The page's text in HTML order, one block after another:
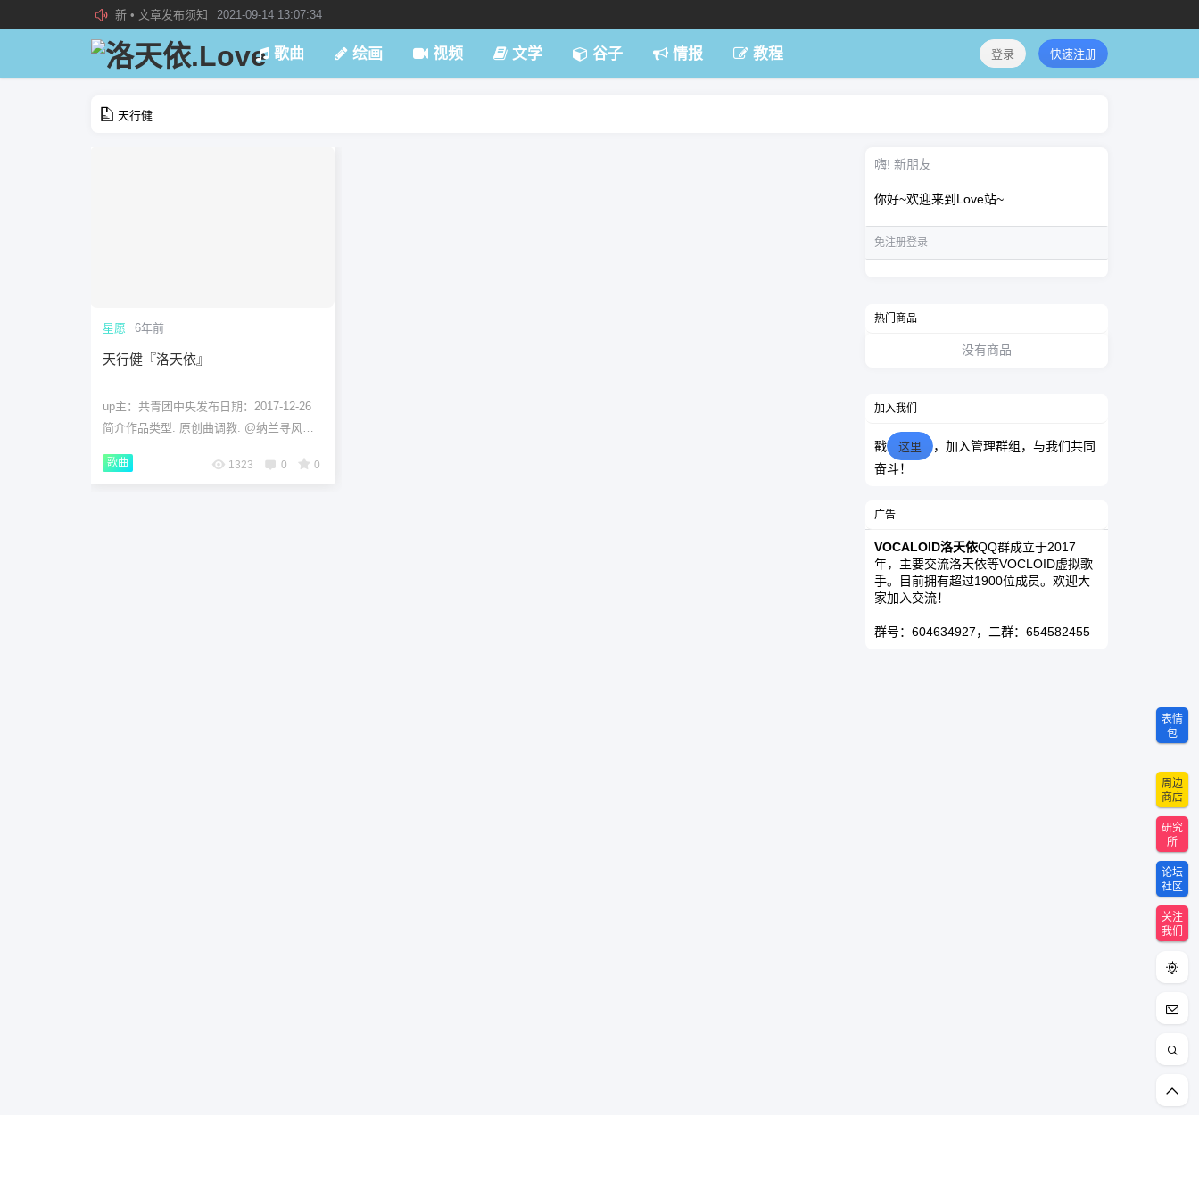
新 • 文章发布须知
2021-09-14 13:07:34
欢迎加入“VOCALOID洛天依“QQ群！
2019-08-27 23:47:59
加入本站管理团队
2019-08-21 02:23:34
歌曲 绘画 视频 文学 谷子 情报 教程 登录 快速注册
天行健
星愿 6年前
天行健『洛天依』
up主：共青团中央发布日期：2017-12-26
简介作品类型: 原创曲调教: @纳兰寻风在
乌龟Sui找到女朋友...
歌曲 1323 0 0
嗨! 新朋友
你好~欢迎来到Love站~
免注册登录
热门商品
没有商品
加入我们
戳 这里
，加入管理群组，与我们共同
奋斗！
广告
VOCALOID洛天依QQ群成立于2017
年，主要交流洛天依等VOCLOID虚拟歌
手。目前拥有超过1900位成员。欢迎大
家加入交流！
群号：604634927，二群：654582455
表情
包
周边
商店
研究
所
论坛
社区
关注
我们